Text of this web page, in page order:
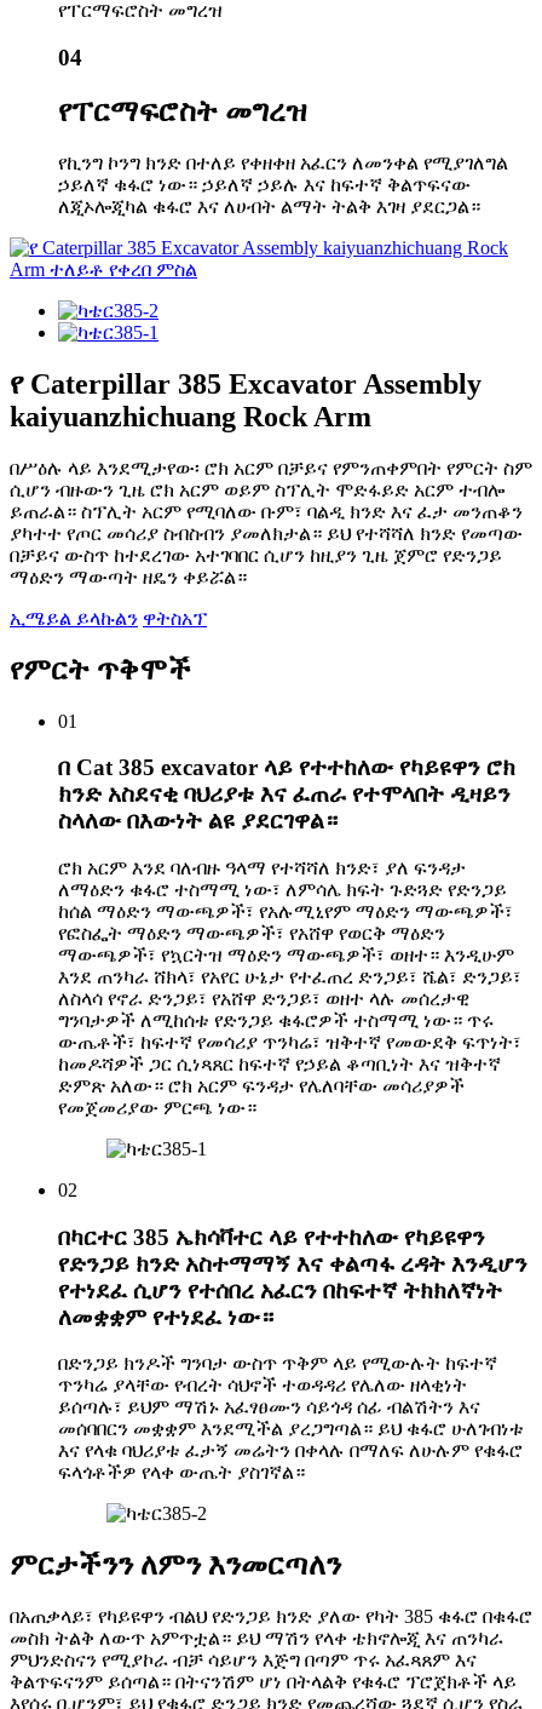
የፐርማፍሮስት መግረዝ
04
የፐርማፍሮስት መግረዝ
የኪንግ ኮንግ ክንድ በተለይ የቀዘቀዘ አፈርን ለመንቀል የሚያገለግል
ኃይለኛ ቁፋሮ ነው። ኃይለኛ ኃይሉ እና ከፍተኛ ቅልጥፍናው
ለጂኦሎጂካል ቁፋሮ እና ለሀብት ልማት ትልቅ እገዛ ያደርጋል።
የ Caterpillar 385 Excavator Assembly
kaiyuanzhichuang Rock Arm
በሥዕሉ ላይ እንደሚታየው፡ ሮክ አርም በቻይና የምንጠቀምበት የምርት ስም
ሲሆን ብዙውን ጊዜ ሮክ አርም ወይም ስፕሊት ሞድፋይድ አርም ተብሎ
ይጠራል። ስፕሊት አርም የሚባለው ቡም፣ ባልዲ ክንድ እና ፈታ መንጠቆን
ያካተተ የጦር መሳሪያ ስብስብን ያመለክታል። ይህ የተሻሻለ ክንድ የመጣው
በቻይና ውስጥ ከተደረገው አተገባበር ሲሆን ከዚያን ጊዜ ጀምሮ የድንጋይ
ማዕድን ማውጣት ዘዴን ቀይሯል።
ኢሜይል ይላኩልን ዋትስአፕ
የምርት ጥቅሞች
01
በ Cat 385 excavator ላይ የተተከለው የካይዩዋን ሮክ
ክንድ አስደናቂ ባህሪያቱ እና ፈጠራ የተሞላበት ዲዛይን
ስላለው በእውነት ልዩ ያደርገዋል።
ሮክ አርም እንደ ባለብዙ ዓላማ የተሻሻለ ክንድ፣ ያለ ፍንዳታ
ለማዕድን ቁፋሮ ተስማሚ ነው፣ ለምሳሌ ክፍት ጉድጓድ የድንጋይ
ከሰል ማዕድን ማውጫዎች፣ የአሉሚኒየም ማዕድን ማውጫዎች፣
የፎስፌት ማዕድን ማውጫዎች፣ የአሸዋ የወርቅ ማዕድን
ማውጫዎች፣ የኳርትዝ ማዕድን ማውጫዎች፣ ወዘተ። እንዲሁም
እንደ ጠንካራ ሸክላ፣ የአየር ሁኔታ የተፈጠረ ድንጋይ፣ ሼል፣ ድንጋይ፣
ለስላሳ የኖራ ድንጋይ፣ የአሸዋ ድንጋይ፣ ወዘተ ላሉ መሰረታዊ
ግንባታዎች ለሚከሰቱ የድንጋይ ቁፋሮዎች ተስማሚ ነው። ጥሩ
ውጤቶች፣ ከፍተኛ የመሳሪያ ጥንካሬ፣ ዝቅተኛ የመውደቅ ፍጥነት፣
ከመዶሻዎች ጋር ሲነጻጸር ከፍተኛ የኃይል ቆጣቢነት እና ዝቅተኛ
ድምጽ አለው። ሮክ አርም ፍንዳታ የሌለባቸው መሳሪያዎች
የመጀመሪያው ምርጫ ነው።
02
በካርተር 385 ኤክሳቫተር ላይ የተተከለው የካይዩዋን
የድንጋይ ክንድ አስተማማኝ እና ቀልጣፋ ረዳት እንዲሆን
የተነደፈ ሲሆን የተሰበረ አፈርን በከፍተኛ ትክክለኛነት
ለመቋቋም የተነደፈ ነው።
በድንጋይ ክንዶች ግንባታ ውስጥ ጥቅም ላይ የሚውሉት ከፍተኛ
ጥንካሬ ያላቸው የብረት ሳህኖች ተወዳዳሪ የሌለው ዘላቂነት
ይሰጣሉ፣ ይህም ማሽኑ አፈፃፀሙን ሳይጎዳ ሰፊ ብልሽትን እና
መሰባበርን መቋቋም እንደሚችል ያረጋግጣል። ይህ ቁፋሮ ሁለገብነቱ
እና የላቁ ባህሪያቱ ፈታኝ መሬትን በቀላሉ በማለፍ ለሁሉም የቁፋሮ
ፍላጎቶችዎ የላቀ ውጤት ያስገኛል።
ምርታችንን ለምን እንመርጣለን
በአጠቃላይ፣ የካይዩዋን ብልህ የድንጋይ ክንድ ያለው የካት 385 ቁፋሮ በቁፋሮ
መስክ ትልቅ ለውጥ አምጥቷል። ይህ ማሽን የላቀ ቴክኖሎጂ እና ጠንካራ
ምህንድስናን የሚያኮራ ብቻ ሳይሆን እጅግ በጣም ጥሩ አፈጻጸም እና
ቅልጥፍናንም ይሰጣል። በትናንሽም ሆነ በትላልቅ የቁፋሮ ፕሮጀክቶች ላይ
እየሰሩ ቢሆንም፣ ይህ የቁፋሮ ድንጋይ ክንድ የመጨረሻው ጓደኛ ሲሆን የስራ